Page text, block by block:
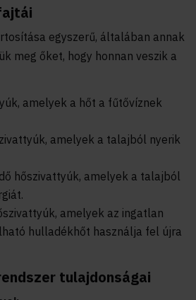
egyszerű, általában annak
meg őket, hogy honnan veszik a
amelyek a hőt a fűtővíznek
amelyek a talajból nyerik
hőszivattyúk, amelyek a talajból
amelyek az ingatlan
hulladékhőt használja fel újra
tulajdonságai